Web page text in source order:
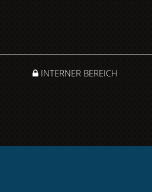
INTERNER BEREICH